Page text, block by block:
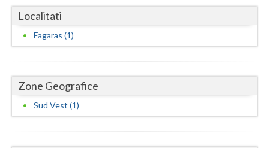
Harghita
Hunedoara
Iasi
Ilfov
Localitati
Fagaras (1)
Zone Geografice
Sud Vest (1)